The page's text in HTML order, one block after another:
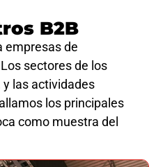
B2B
empresas de
sectores de los
las actividades
los principales
como muestra del